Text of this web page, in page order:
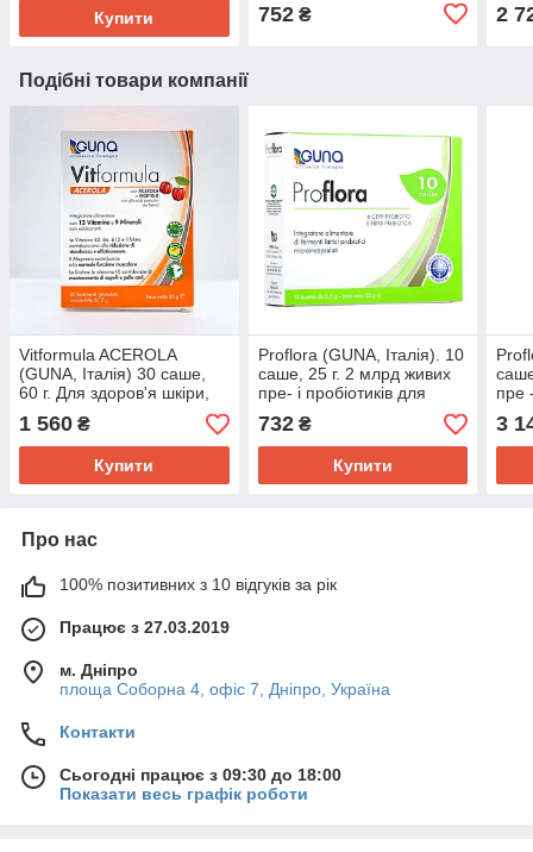
Купити 752₴ 2
Подібні товари компанії
Vitformula ACEROLA
(GUNA, Італія) 30 саше,
60 г. Для здоров'я шкіри,
волосся, нігтів і організму
загалом
1 560 ₴
Купити
Proflora (GUNA, Італія). 10
саше, 25 г. 2 млрд живих
пре- і пробіотиків для
балансу мікробіоти
732₴
Купити
пре
3
Про нас
100% позитивних з 10 відгуків за рік
Працює з 27.03.2019
м. Дніпро
площа Соборна 4, офіс 7, Дніпро, Україна
Контакти
Сьогодні працює з 09:30 до 18:00
Показати весь графік роботи